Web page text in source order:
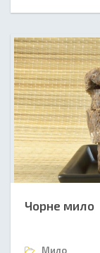
Чорне мило
Мило